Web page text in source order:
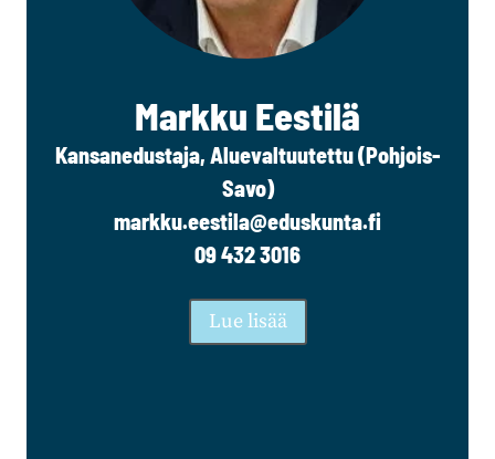
Markku Eestilä
Kansanedustaja, Aluevaltuutettu (Pohjois-
Savo)
markku.eestila@eduskunta.fi
09 432 3016
Lue lisää